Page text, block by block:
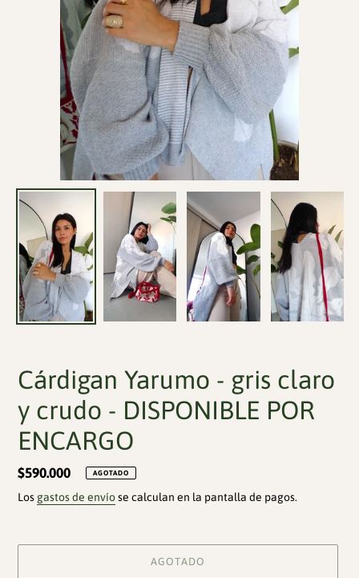
Cárdigan Yarumo - gris claro
y crudo - DISPONIBLE POR
ENCARGO
Precio
habitual
$590.000 AGOTADO
Los gastos de envíose calculan en la pantalla de pagos.
AGOTADO